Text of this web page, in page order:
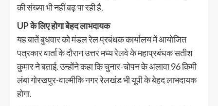
की संख्या भी नहीं बढ़ पा रही है.
UP के लिए होगा बेहद लाभदायक
यह बातें बुधवार को मंडल रेल प्रबंधक कार्यालय में आयोजित
पत्रकार वार्ता के दौरान उत्तर मध्य रेलवे के महाप्रबंधक सतीश
कुमार ने बताई. उन्होंने कहा कि चुनार-चोपन के अलावा 96 किमी
लंबा गोरखपुर-वाल्मीकि नगर रेलखंड भी यूपी के बेहद लाभदायक
होगा.